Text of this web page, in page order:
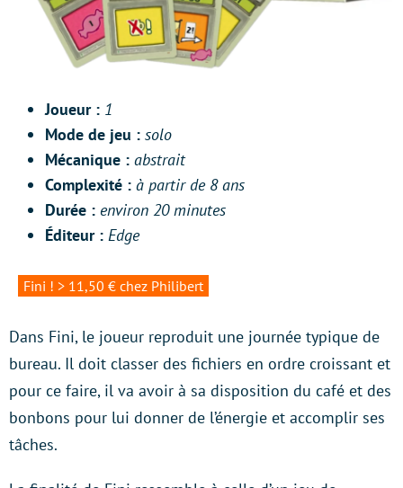
Joueur : 1
Mode de jeu : solo
Mécanique : abstrait
Complexité : à partir de 8 ans
Durée : environ 20 minutes
Éditeur : Edge
Fini ! > 11,50 € chez Philibert
Dans Fini, le joueur reproduit une journée typique de
bureau. Il doit classer des fichiers en ordre croissant et
pour ce faire, il va avoir à sa disposition du café et des
bonbons pour lui donner de l’énergie et accomplir ses
tâches.